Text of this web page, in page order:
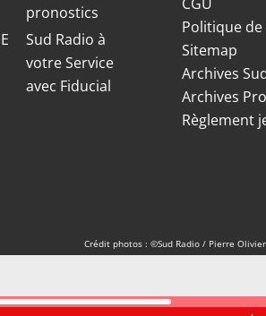
pronostics
Sud Radio à
votre Service
avec Fiducial
Politique
Sitemap
Archives
Archives
Règlement
Crédit photos : ©Sud Radio / Pierre Olivier